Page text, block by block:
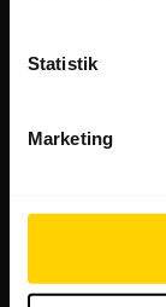
Statistik
Marketing